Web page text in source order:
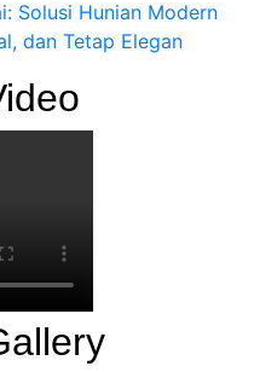
Solusi Hunian Modern
dan Tetap Elegan